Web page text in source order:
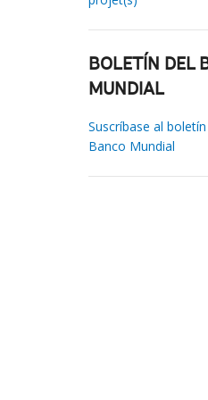
BOLETÍN DEL
MUNDIAL
Suscríbase al
Banco Mundial